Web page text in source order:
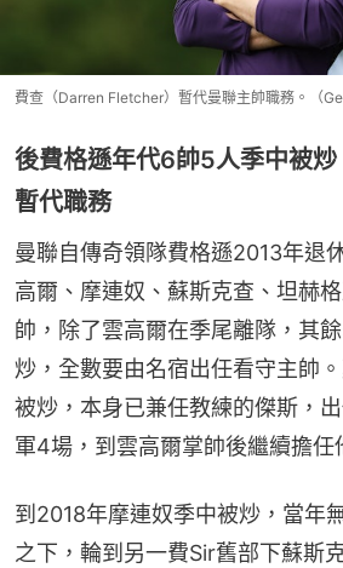
費查（Darren Fletcher）暫代曼聯主帥職務。（
後費格遜年代6帥5人季中被
暫代職務
曼聯自傳奇領隊費格遜2013年退
高爾、摩連奴、蘇斯克查、坦赫
帥，除了雲高爾在季尾離隊，其
炒，全數要由名宿出任看守主帥
被炒，本身已兼任教練的傑斯，
軍4場，到雲高爾掌帥後繼續擔任
到2018年摩連奴季中被炒，當年
之下，輪到另一費Sir舊部下蘇斯